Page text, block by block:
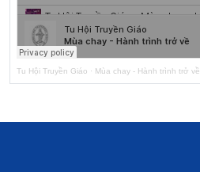
Tu Hội Truyền Giáo · Mùa chay - Hành trình trở về